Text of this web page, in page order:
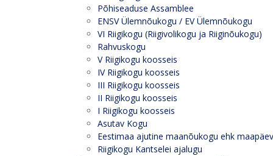
Põhiseaduse Assamblee
ENSV Ülemnõukogu / EV Ülemnõukogu
VI Riigikogu (Riigivolikogu ja Riiginõukogu)
Rahvuskogu
V Riigikogu koosseis
IV Riigikogu koosseis
III Riigikogu koosseis
II Riigikogu koosseis
I Riigikogu koosseis
Asutav Kogu
Eestimaa ajutine maanõukogu ehk maapäev
Riigikogu Kantselei ajalugu